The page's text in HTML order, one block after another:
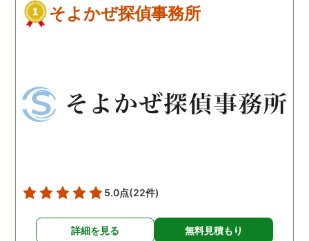
そよかぜ探偵事務所
5.0点(22件)
詳細を見る 無料見積もり